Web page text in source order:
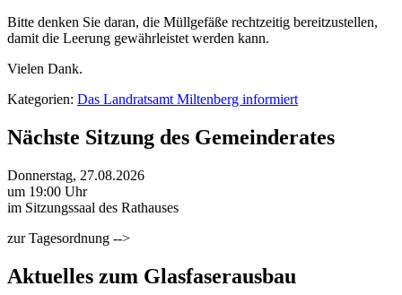
Bitte denken Sie daran, die Müllgefäße rechtzeitig bereitzustellen,
damit die Leerung gewährleistet werden kann.
Vielen Dank.
Kategorien: Das Landratsamt Miltenberg informiert
Nächste Sitzung des Gemeinderates
Donnerstag, 27.08.2026
um 19:00 Uhr
im Sitzungssaal des Rathauses
zur Tagesordnung -->
Aktuelles zum Glasfaserausbau